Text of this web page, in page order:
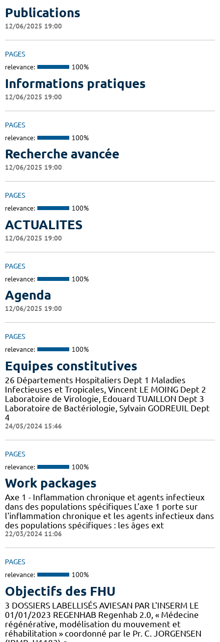
Publications
12/06/2025 19:00
PAGES
relevance: 100%
Informations pratiques
12/06/2025 19:00
PAGES
relevance: 100%
Recherche avancée
12/06/2025 19:00
PAGES
relevance: 100%
ACTUALITES
12/06/2025 19:00
PAGES
relevance: 100%
Agenda
12/06/2025 19:00
PAGES
relevance: 100%
Equipes constitutives
26 Départements Hospitaliers Dept 1 Maladies
Infectieuses et Tropicales, Vincent LE MOING Dept 2
Laboratoire de Virologie, Edouard TUAILLON Dept 3
Laboratoire de Bactériologie, Sylvain GODREUIL Dept
4
24/05/2024 15:46
PAGES
relevance: 100%
Work packages
Axe 1 - Inflammation chronique et agents infectieux
dans des populations spécifiques L’axe 1 porte sur
l'inflammation chronique et les agents infectieux dans
des populations spécifiques : les âges ext
22/03/2024 11:06
PAGES
relevance: 100%
Objectifs des FHU
3 DOSSIERS LABELLISÉS AVIESAN PAR L'INSERM LE
01/01/2023 REGENHAB Regenhab 2.0, « Médecine
régénérative, modélisation du mouvement et
réhabilitation » coordonné par le Pr. C. JORGENSEN